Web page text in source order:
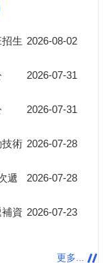
生 2026-08-02
2026-07-31
2026-07-31
技術 2026-07-28
遞
2026-07-28
資 2026-07-23
更多...